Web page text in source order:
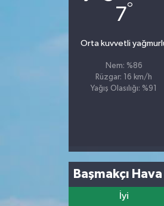
7°
Orta kuvvetli
Nem: %86
Rüzgar: 16 km/h
Yağış Olasılığı: %91
Başmakçı
İyi